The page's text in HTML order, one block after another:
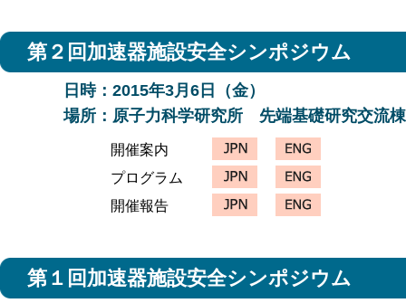
第２回加速器施設安全シンポジウム
日時：2015年3月6日（金）
場所：原子力科学研究所 先端基礎研究交流棟
開催案内
プログラム
開催報告
第１回加速器施設安全シンポジウム